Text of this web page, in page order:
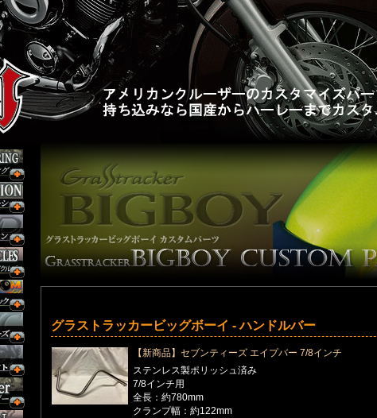
グラストラッカービッグボーイ - ハンドルバー
【新商品】セブンティーズ エイプバー 7/8インチ
ステンレス製ポリッシュ済み
7/8インチ用
全長：約780mm
クランプ幅：約122mm